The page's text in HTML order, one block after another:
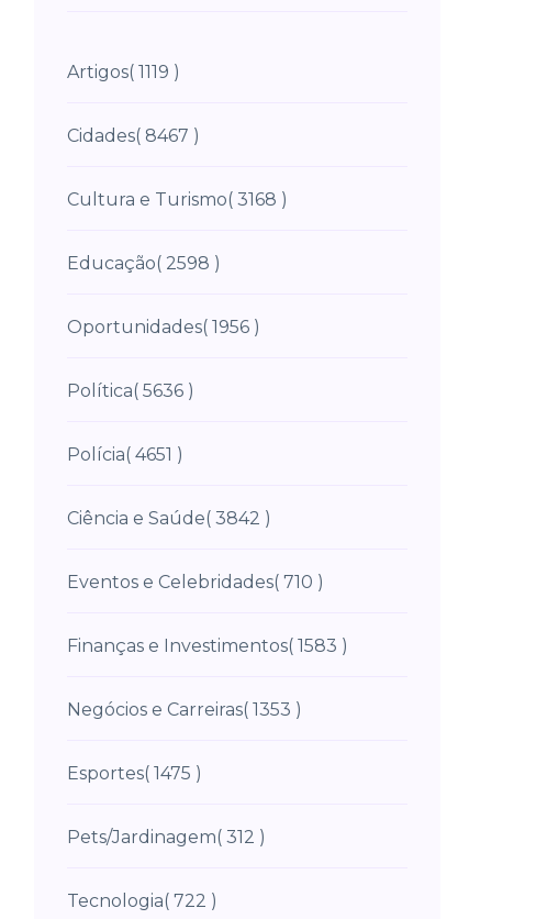
Artigos( 1119 )
Cidades( 8467 )
Cultura e Turismo( 3168 )
Educação( 2598 )
Oportunidades( 1956 )
Política( 5636 )
Polícia( 4651 )
Ciência e Saúde( 3842 )
Eventos e Celebridades( 710 )
Finanças e Investimentos( 1583 )
Negócios e Carreiras( 1353 )
Esportes( 1475 )
Pets/Jardinagem( 312 )
Tecnologia( 722 )